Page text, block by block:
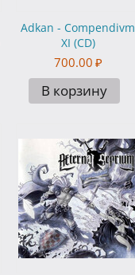
Adkan - Compendivm
XI (CD)
700.00 ₽
В корзину